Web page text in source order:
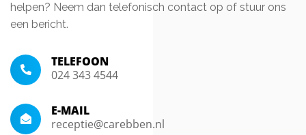
helpen? Neem dan telefonisch contact op of stuur ons
een bericht.
TELEFOON
024 343 4544
E-MAIL
receptie@carebben.nl